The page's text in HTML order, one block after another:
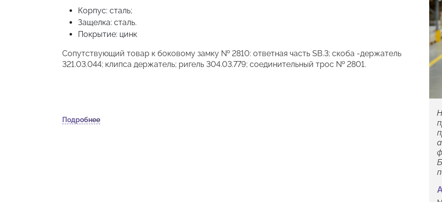
Корпус: сталь;
Защелка: сталь.
Покрытие: цинк
Сопутствующий товар к боковому замку № 2810: ответная часть SB.3; скоба -держатель
321.03.044; клипса держатель; ригель 304.03.779; соединительный трос № 2801.
Подробнее